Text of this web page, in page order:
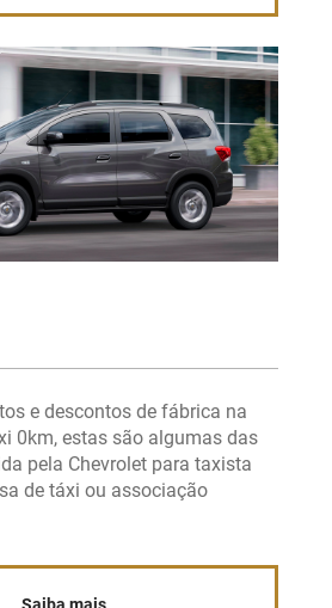
e descontos de fábrica na
0km, estas são algumas das
pela Chevrolet para taxista
de táxi ou associação